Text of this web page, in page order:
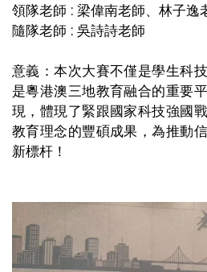
領隊老師 : 梁偉南老師、林子逸
隨隊老師 : 吳詩詩老師
意義：本次大賽不僅是學生科
是粵港澳三地教育融合的重要
現，體現了緊跟國家科技強國
教育理念的豐碩成果，為推動
新標杆！